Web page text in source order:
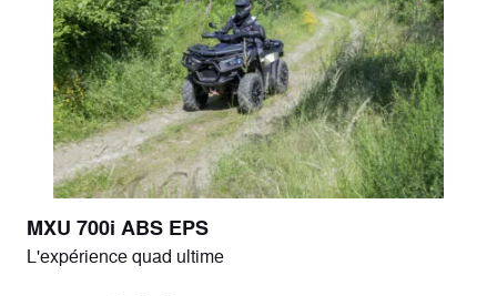
MXU 700i ABS EPS
L'expérience quad ultime